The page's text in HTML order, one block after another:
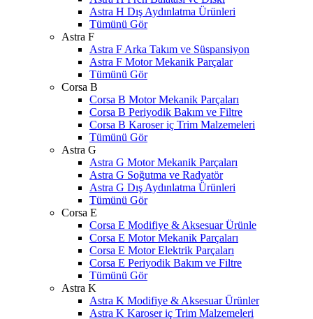
Astra H Dış Aydınlatma Ürünleri
Tümünü Gör
Astra F
Astra F Arka Takım ve Süspansiyon
Astra F Motor Mekanik Parçalar
Tümünü Gör
Corsa B
Corsa B Motor Mekanik Parçaları
Corsa B Periyodik Bakım ve Filtre
Corsa B Karoser iç Trim Malzemeleri
Tümünü Gör
Astra G
Astra G Motor Mekanik Parçaları
Astra G Soğutma ve Radyatör
Astra G Dış Aydınlatma Ürünleri
Tümünü Gör
Corsa E
Corsa E Modifiye & Aksesuar Ürünle
Corsa E Motor Mekanik Parçaları
Corsa E Motor Elektrik Parçaları
Corsa E Periyodik Bakım ve Filtre
Tümünü Gör
Astra K
Astra K Modifiye & Aksesuar Ürünler
Astra K Karoser iç Trim Malzemeleri